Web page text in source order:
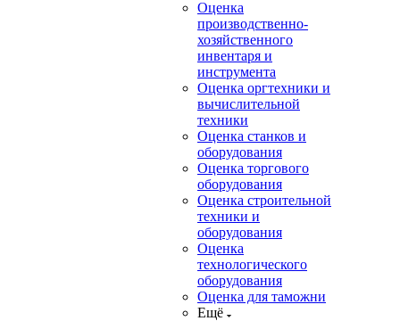
Оценка
производственно-
хозяйственного
инвентаря и
инструмента
Оценка оргтехники и
вычислительной
техники
Оценка станков и
оборудования
Оценка торгового
оборудования
Оценка строительной
техники и
оборудования
Оценка
технологического
оборудования
Оценка для таможни
Ещё